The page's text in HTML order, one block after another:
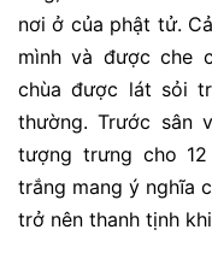
nơi ở của phật tử.
mình và được che
chùa được lát sỏi
thường. Trước sân
tượng trưng cho
trắng mang ý nghĩa
trở nên thanh tịnh